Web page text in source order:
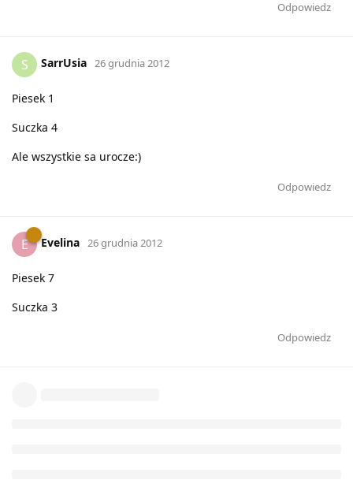
Odpowiedz
S SarrUsia 26 grudnia 2012
Piesek 1
Suczka 4
Ale wszystkie sa urocze:)
Odpowiedz
E Evelina 26 grudnia 2012
Piesek 7
Suczka 3
Odpowiedz